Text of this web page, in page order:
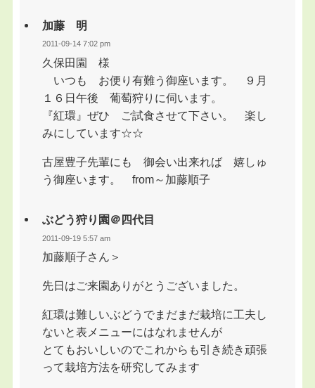
加藤 明
2011-09-14 7:02 pm
久保田園 様
いつも お便り有難う御座います。 ９月
１６日午後 葡萄狩りに伺います。
『紅環』ぜひ ご試食させて下さい。 楽し
みにしています☆☆
古屋豊子先輩にも 御会い出来れば 嬉しゅ
う御座います。 from～加藤順子
ぶどう狩り園＠四代目
2011-09-19 5:57 am
加藤順子さん＞
先日はご来園ありがとうございました。
紅環は難しいぶどうでまだまだ栽培に工夫し
ないと表メニューにはなれませんが
とてもおいしいのでこれからも引き続き頑張
って栽培方法を研究してみます